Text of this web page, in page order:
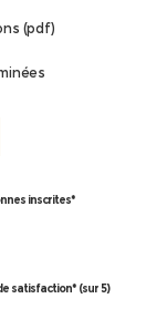
(pdf)
inscrites*
satisfaction* (sur 5)